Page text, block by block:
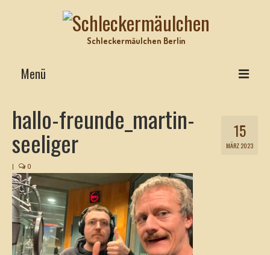
Schleckermäulchen Berlin
Menü
Lecker Urlaub
Star-Rezepte
Motz-Ecke
Hits mit Biss
15
MÄRZ 2023
hallo-freunde_martin-
seeliger
| 0